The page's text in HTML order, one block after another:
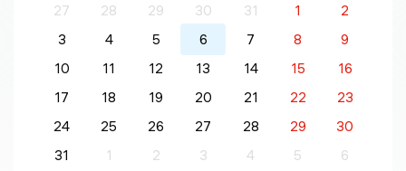
27
28 29 30 31 1
2
3
4 5 6 7 8
9
10
11 12 13 14 15
16
17
18 19 20 21 22
23
24
25 26 27 28 29
30
31
1 2 3 4 5 6